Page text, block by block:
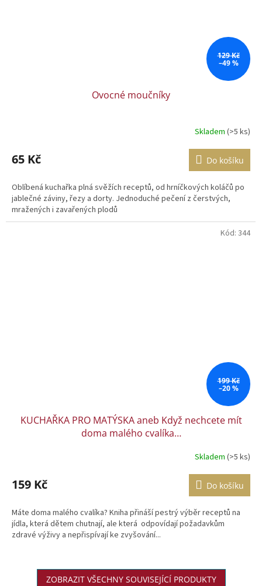
129 Kč
–49 %
Ovocné moučníky
Skladem (>5 ks)
65 Kč Do košíku
Oblíbená kuchařka plná svěžích receptů, od hrníčkových koláčů po
jablečné záviny, řezy a dorty. Jednoduché pečení z čerstvých,
mražených i zavařených plodů
199 Kč
–20 %
KUCHAŘKA PRO MATÝSKA aneb Když nechcete mít
doma malého cvalíka…
Skladem (>5 ks)
159 Kč Do košíku
Máte doma malého cvalíka? Kniha přináší pestrý výběr receptů na
jídla, která dětem chutnají, ale která odpovídají požadavkům
zdravé výživy a nepřispívají ke zvyšování...
Kód: 344
ZOBRAZIT VŠECHNY SOUVISEJÍCÍ PRODUKTY